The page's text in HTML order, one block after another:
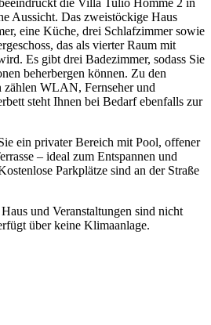
die Villa Tulio Homme 2 in
Aussicht. Das zweistöckige Haus
eine Küche, drei Schlafzimmer sowie
das als vierter Raum mit
Es gibt drei Badezimmer, sodass Sie
beherbergen können. Zu den
WLAN, Fernseher und
steht Ihnen bei Bedarf ebenfalls zur
ein privater Bereich mit Pool, offener
– ideal zum Entspannen und
Parkplätze sind an der Straße
und Veranstaltungen sind nicht
über keine Klimaanlage.